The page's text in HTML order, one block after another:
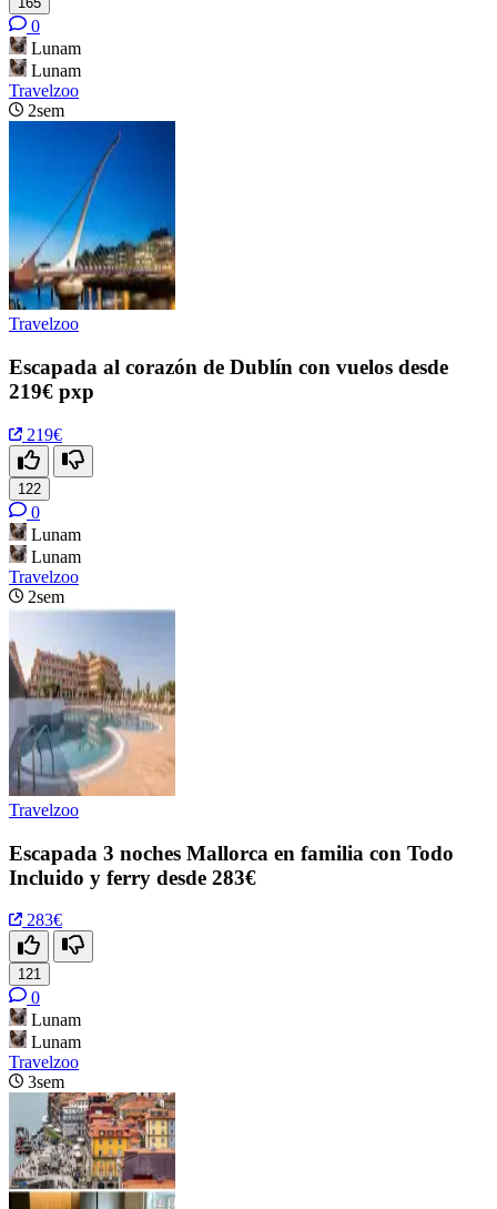
0
Lunam
Lunam
Travelzoo
2sem
Travelzoo
Escapada al corazón de Dublín con vuelos desde
219€ pxp
219€
122
0
Lunam
Lunam
Travelzoo
2sem
Travelzoo
Escapada 3 noches Mallorca en familia con Todo
Incluido y ferry desde 283€
283€
121
0
Lunam
Lunam
Travelzoo
3sem